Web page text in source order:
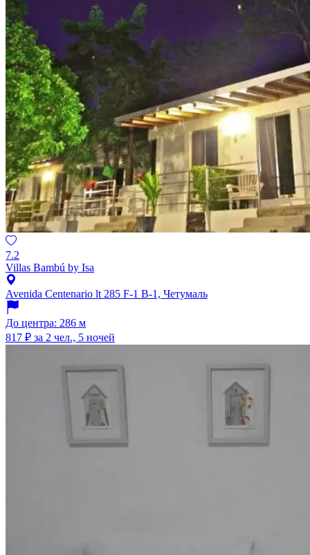
7.2
Villas Bambú by Isa
Avenida Centenario lt 285 F-1 B-1, Четумаль
До центра: 286 м
817 ₽ за 2 чел., 5 ночей